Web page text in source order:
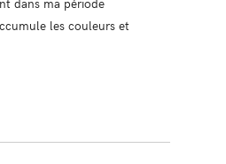
les couleurs et